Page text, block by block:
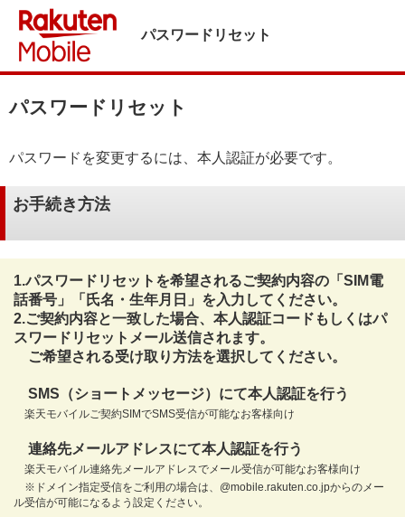
パスワードリセット
パスワードリセット
パスワードを変更するには、本人認証が必要です。
お手続き方法
1.パスワードリセットを希望されるご契約内容の「SIM電
話番号」「氏名・生年月日」を入力してください。
2.ご契約内容と一致した場合、本人認証コードもしくはパ
スワードリセットメール送信されます。
ご希望される受け取り方法を選択してください。
SMS（ショートメッセージ）にて本人認証を行う
楽天モバイルご契約SIMでSMS受信が可能なお客様向け
連絡先メールアドレスにて本人認証を行う
楽天モバイル連絡先メールアドレスでメール受信が可能なお客様向け
※ドメイン指定受信をご利用の場合は、@mobile.rakuten.co.jpからのメー
ル受信が可能になるよう設定ください。